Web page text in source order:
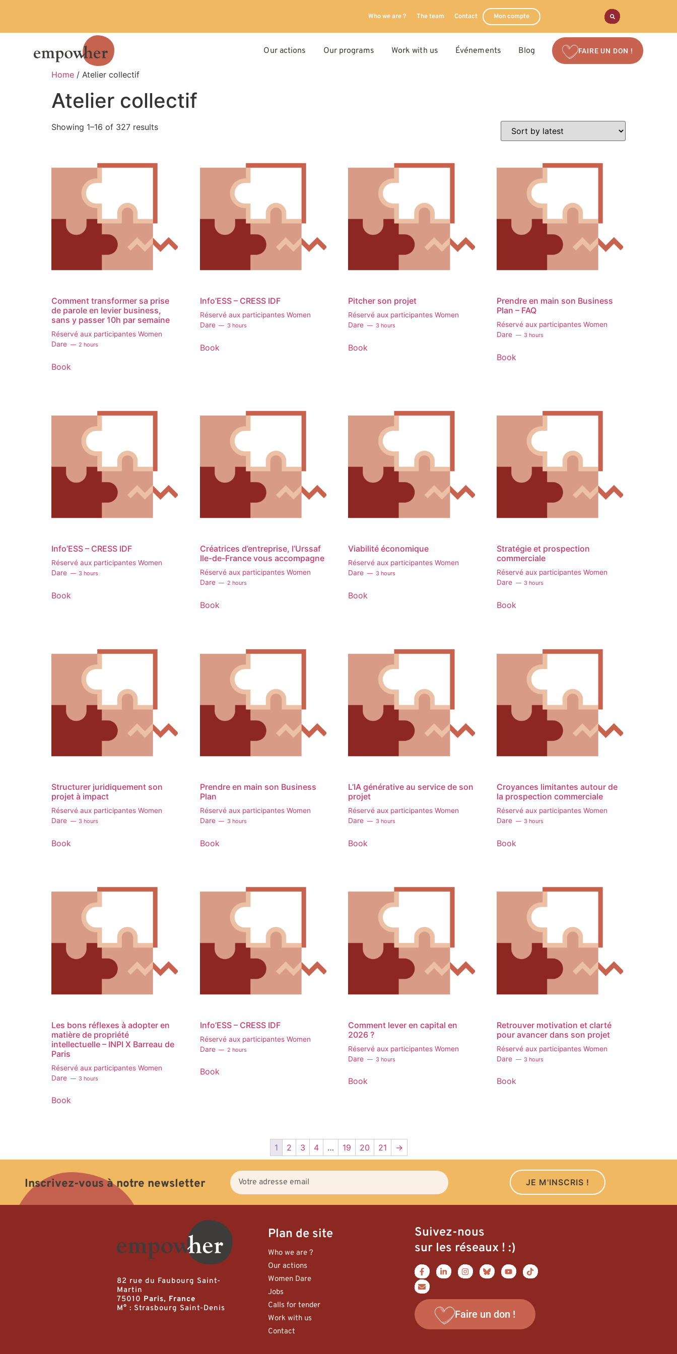
Who we are ? The team Contact Mon compte
Our actions Our programs Work with us Événements Blog FAIRE UN DON !
Home / Atelier collectif
Atelier collectif
Showing 1–16 of 327 results
Comment transformer sa prise
de parole en levier business,
sans y passer 10h par semaine
Réservé aux participantes Women
Dare
2 hours
Book
Info’ESS – CRESS IDF
Réservé aux participantes Women
Dare
3 hours
Book
Pitcher son projet
Réservé aux participantes Women
Dare
3 hours
Book
Prendre en main son Business
Plan – FAQ
Réservé aux participantes Women
Dare
3 hours
Book
Info’ESS – CRESS IDF
Réservé aux participantes Women
Dare
3 hours
Book
Créatrices d’entreprise, l’Urssaf
Ile-de-France vous accompagne
Réservé aux participantes Women
Dare
2 hours
Book
Viabilité économique
Réservé aux participantes Women
Dare
3 hours
Book
Stratégie et prospection
commerciale
Réservé aux participantes Women
Dare
3 hours
Book
Structurer juridiquement son
projet à impact
Réservé aux participantes Women
Dare
3 hours
Book
Prendre en main son Business
Plan
Réservé aux participantes Women
Dare
3 hours
Book
L’IA générative au service de son
projet
Réservé aux participantes Women
Dare
3 hours
Book
Croyances limitantes autour de
la prospection commerciale
Réservé aux participantes Women
Dare
3 hours
Book
Les bons réflexes à adopter en
matière de propriété
intellectuelle – INPI X Barreau de
Paris
Réservé aux participantes Women
Dare
3 hours
Book
Info’ESS – CRESS IDF
Réservé aux participantes Women
Dare
2 hours
Book
Comment lever en capital en
2026 ?
Réservé aux participantes Women
Dare
3 hours
Book
Retrouver motivation et clarté
pour avancer dans son projet
Réservé aux participantes Women
Dare
3 hours
Book
1 2 3 4 … 19 20 21 →
Inscrivez-vous à notre newsletter JE M'INSCRIS !
82 rue du Faubourg Saint-
Martin
75010 Paris, France
M° : Strasbourg Saint-Denis
Plan de site
Who we are ?
Our actions
Women Dare
Jobs
Calls for tender
Work with us
Contact
Suivez-nous
sur les réseaux ! :)
Faire un don !